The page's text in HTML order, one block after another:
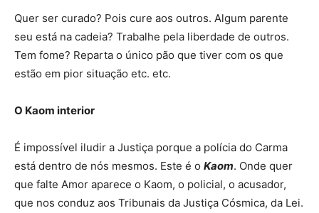
Quer ser curado? Pois cure aos outros. Algum parente
seu está na cadeia? Trabalhe pela liberdade de outros.
Tem fome? Reparta o único pão que tiver com os que
estão em pior situação etc. etc.
O Kaom interior
É impossível iludir a Justiça porque a polícia do Carma
está dentro de nós mesmos. Este é o Kaom. Onde quer
que falte Amor aparece o Kaom, o policial, o acusador,
que nos conduz aos Tribunais da Justiça Cósmica, da Lei.